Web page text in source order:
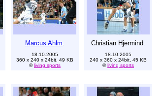
Marcus Ahlm. Christian Hjermind.
18.10.2005
360 x 240 x 24bit, 49 KB
©living sports
18.10.2005
240 x 360 x 24bit, 45 KB
©living sports